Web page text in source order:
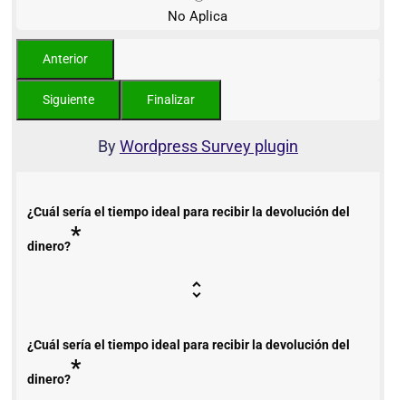
No Aplica
ByWordpress Survey plugin
¿Cuál sería el tiempo ideal para recibir la devolución del
dinero?*
¿Cuál sería el tiempo ideal para recibir la devolución del
dinero?*